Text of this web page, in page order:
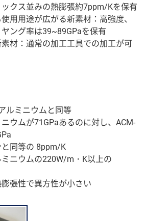
クス並みの熱膨張約7ppm/Kを保有
用用途が広がる新素材：高強度、
ング率は39~89GPaを保有
材：通常の加工工具での加工が可
ルミニウムと同等
ウムが71GPaあるのに対し、ACM-
同等の 8ppm/K
ニウムの220W/m・K以上の
張性で異方性が小さい